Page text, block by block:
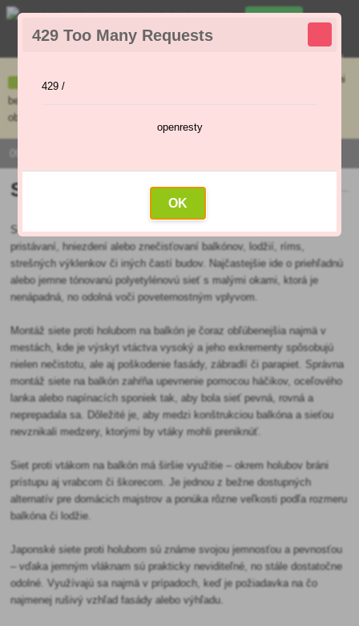
429 Too Many Requests
429 /
openresty
OK
Ceny uvedené na e-shope sa môžu líšiť od cien v kamennej predajni
bez objednávky. Tovar skladom pripravíme do 30 min na základe
objednávky. Predajňa je v sobotu zatvorená.
Menu
Siete proti holubom
Sieť proti holubom je praktické riešenie, ktoré zabraňuje vtákom v
pristávaní, hniezdení alebo znečisťovaní balkónov, lodžií, ríms,
strešných výklenkov či iných častí budov. Najčastejšie ide o priehľadnú
alebo jemne tónovanú polyetylénovú sieť s malými okami, ktorá je
nenápadná, no odolná voči poveternostným vplyvom.
Montáž siete proti holubom na balkón je čoraz obľúbenejšia najmä v
mestách, kde je výskyt vtáctva vysoký a jeho exkrementy spôsobujú
nielen nečistotu, ale aj poškodenie fasády, zábradlí či parapiet. Správna
montáž siete na balkón zahŕňa upevnenie pomocou háčikov, oceľového
lanka alebo napínacích sponiek tak, aby bola sieť pevná, rovná a
neprepadala sa. Dôležité je, aby medzi konštrukciou balkóna a sieťou
nevznikali medzery, ktorými by vtáky mohli preniknúť.
Siet proti vtákom na balkón má širšie využitie – okrem holubov bráni
prístupu aj vrabcom či škorecom. Je jednou z bežne dostupných
alternatív pre domácich majstrov a ponúka rôzne veľkosti podľa rozmeru
balkóna či lodžie.
Japonské siete proti holubom sú známe svojou jemnosťou a pevnosťou
– vďaka jemným vláknam sú prakticky neviditeľné, no stále dostatočne
odolné. Využívajú sa najmä v prípadoch, keď je požiadavka na čo
najmenej rušivý vzhľad fasády alebo výhľadu.